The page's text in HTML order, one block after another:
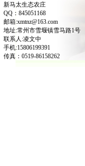
新马太生态农庄
QQ：845051168
邮箱:xmtnz@163.com
地址:常州市雪堰镇雪马路1号
联系人:凌文中
手机:15806199391
传真：0519-86158262